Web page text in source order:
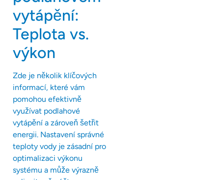
vytápění:
Teplota vs.
výkon
Zde je několik klíčových
informací, které vám
pomohou efektivně
využívat podlahové
vytápění a zároveň šetřit
energii. Nastavení správné
teploty vody je zásadní pro
optimalizaci výkonu
systému a může výrazně